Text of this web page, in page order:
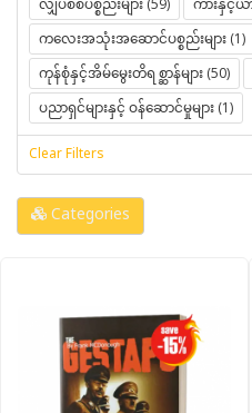
လျှပ်စစ်ပစ္စည်းများ (59)
ကားနှင့်ယ
ကလေးအသုံးအဆောင်ပစ္စည်းများ (1)
ကုန်စုံနှင့်အိမ်မွေးတိရစ္ဆာန်များ (50)
ပညာရှင်များနှင့် ဝန်ဆောင်မှုများ (1)
Clear Filters
Categories